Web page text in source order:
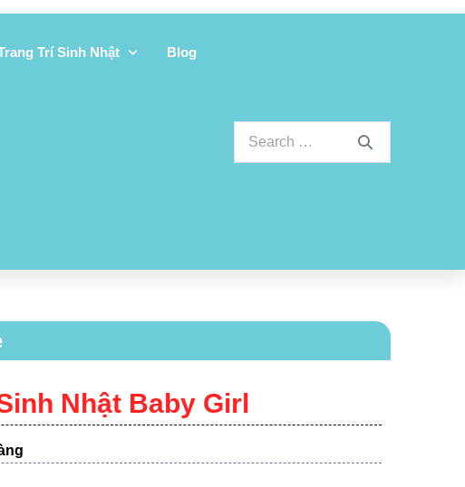
Trí Sinh Nhật Blog
Nhật Baby Girl